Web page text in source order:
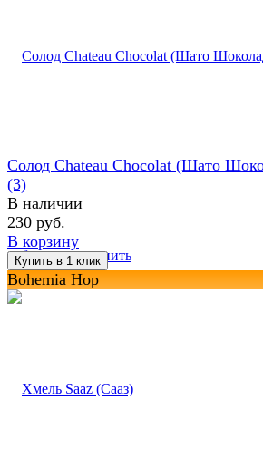
избранное сравнить
Солод Chateau Chocolat (Шато
(3)
В наличии
230 руб.
В корзину
Bohemia Hop